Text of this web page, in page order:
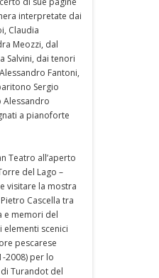
interpretate dai
Claudia
Meozzi, dal
Salvini, dai tenori
Fantoni,
Sergio
Alessandro
a pianoforte
Teatro all’aperto
del Lago –
visitare la mostra
Cascella tra
e memori del
elementi scenici
pescarese
2008) per lo
Turandot del